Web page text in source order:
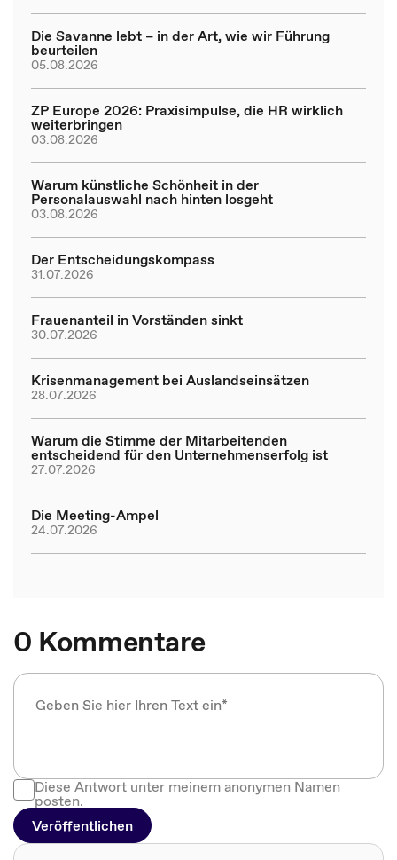
Die Savanne lebt – in der Art, wie wir Führung
beurteilen
05.08.2026
ZP Europe 2026: Praxisimpulse, die HR wirklich
weiterbringen
03.08.2026
Warum künstliche Schönheit in der
Personalauswahl nach hinten losgeht
03.08.2026
Der Entscheidungskompass
31.07.2026
Frauenanteil in Vorständen sinkt
30.07.2026
Krisenmanagement bei Auslandseinsätzen
28.07.2026
Warum die Stimme der Mitarbeitenden
entscheidend für den Unternehmenserfolg ist
27.07.2026
Die Meeting-Ampel
24.07.2026
0 Kommentare
Diese Antwort unter meinem anonymen Namen
posten.
Veröffentlichen